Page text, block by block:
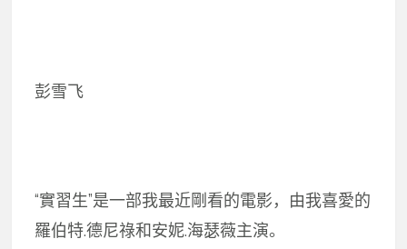
彭雪飞
“實習生”是一部我最近剛看的電影，由我喜愛的
羅伯特.德尼祿和安妮.海瑟薇主演。